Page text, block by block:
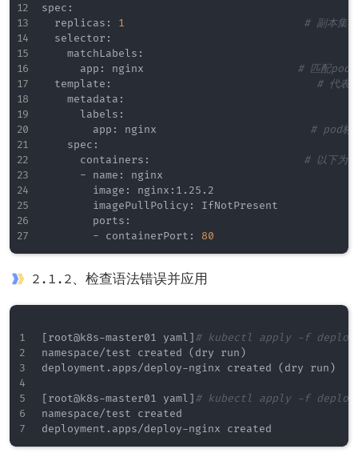
spec:
  replicas:
1
# 副本集
  selector:
    matchLabels:
      app: nginx
# 匹配pod
  template:
# 代表
    metadata:
      labels:
        app: nginx
# pod标
    spec:
      containers:
# 以下为
      - name: nginx
        image: nginx:1.25.2
        imagePullPolicy: IfNotPresent
        ports:
        - containerPort:
80
2.1.2、检查语法错误并应用
[root@k8s-master01 yaml]# kubectl apply -f
namespace/test created (dry run)
deployment.apps/deploy-nginx created (dry run)
[root@k8s-master01 yaml]# kubectl apply -f
namespace/test created